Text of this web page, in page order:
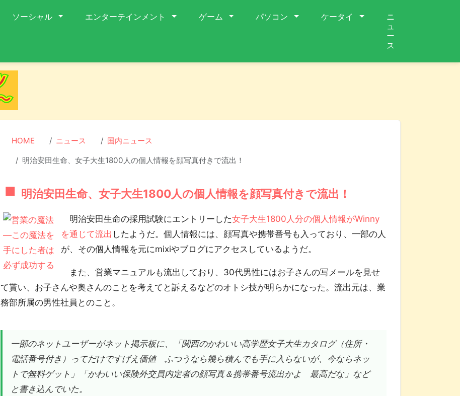
ソーシャル エンターテインメント ゲーム パソコン ケータイ
ニ
ュ
ー
ス
HOME ニュース 国内ニュース
明治安田生命、女子大生1800人の個人情報を顔写真付きで流出！
明治安田生命、女子大生1800人の個人情報を顔写真付きで流出！
明治安田生命の採用試験にエントリーした女子大生1800人分の個人情報がWinny
を通じて流出 したようだ。個人情報には、顔写真や携帯番号も入っており、一部の人
が、その個人情報を元にmixiやブログにアクセスしているようだ。
また、営業マニュアルも流出しており、30代男性にはお子さんの写メールを見せ
て貰い、お子さんや奥さんのことを考えてと訴えるなどのオトシ技が明らかになった。流出元は、業
務部所属の男性社員とのこと。
一部のネットユーザーがネット掲示板に、「関西のかわいい高学歴女子大生カタログ（住所・
電話番号付き）ってだけですげえ価値 ふつうなら幾ら積んでも手に入らないが、今ならネッ
トで無料ゲット」「かわいい保険外交員内定者の顔写真＆携帯番号流出かよ 最高だな」など
と書き込んでいた。